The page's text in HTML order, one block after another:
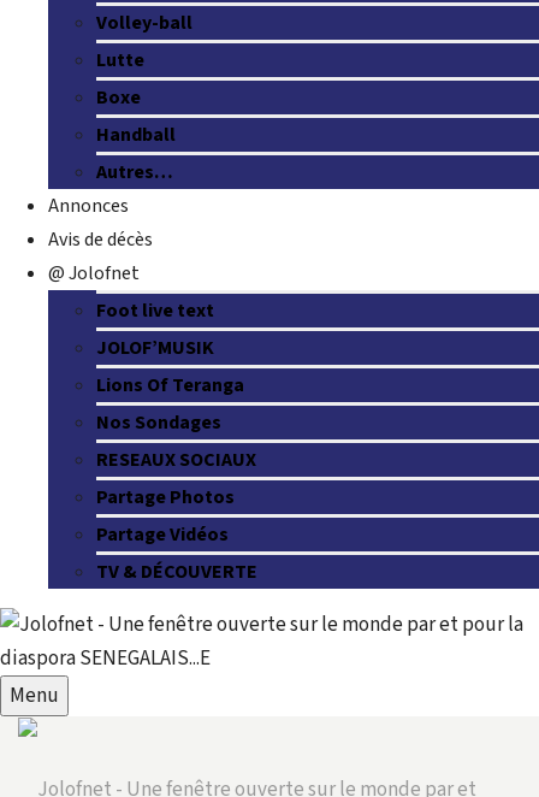
Volley-ball
Lutte
Boxe
Handball
Autres…
Annonces
Avis de décès
@ Jolofnet
Foot live text
JOLOF’MUSIK
Lions Of Teranga
Nos Sondages
RESEAUX SOCIAUX
Partage Photos
Partage Vidéos
TV & DÉCOUVERTE
Menu